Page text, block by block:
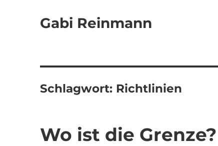
Gabi Reinmann
Schlagwort: Richtlinien
Wo ist die Grenze?